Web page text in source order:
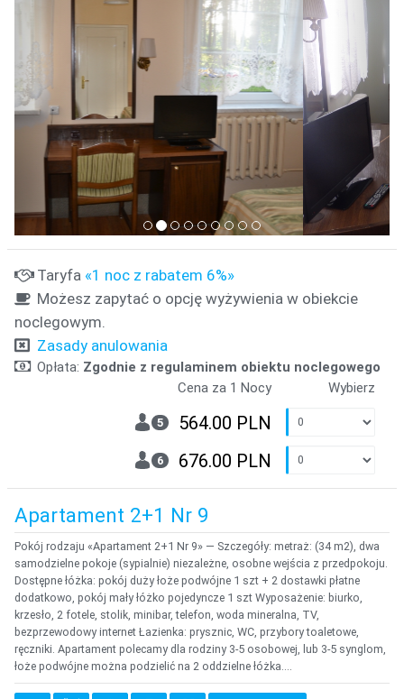
Taryfa «1 noc z rabatem 6%»
Możesz zapytać o opcję wyżywienia w obiekcie
noclegowym.
Zasady anulowania
Opłata: Zgodnie z regulaminem obiektu noclegowego
Cena za 1 Nocy
Wybierz
5 564.00 PLN
6 676.00 PLN
Apartament 2+1 Nr 9
Pokój rodzaju «Apartament 2+1 Nr 9» — Szczegóły: metraż: (34 m2), dwa
samodzielne pokoje (sypialnie) niezależne, osobne wejścia z przedpokoju.
Dostępne łóżka: pokój duży łoże podwójne 1 szt + 2 dostawki płatne
dodatkowo, pokój mały łóżko pojedyncze 1 szt Wyposażenie: biurko,
krzesło, 2 fotele, stolik, minibar, telefon, woda mineralna, TV,
bezprzewodowy internet Łazienka: prysznic, WC, przybory toaletowe,
ręczniki. Apartament polecamy dla rodziny 3-5 osobowej, lub 3-5 synglom,
łoże podwójne można podzielić na 2 oddzielne łóżka....